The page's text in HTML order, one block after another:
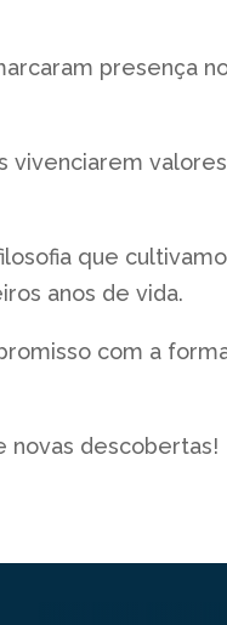
presença
vivenciarem valores
que
anos de vida.
com a
novas descobertas!